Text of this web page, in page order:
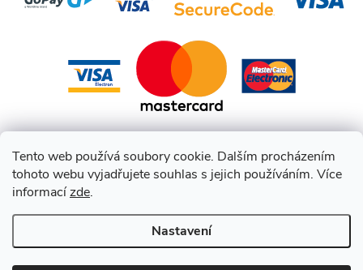
Tento web používá soubory cookie. Dalším procházením
tohoto webu vyjadřujete souhlas s jejich používáním. Více
informacízde.
Nastavení
Copyright 2026HEPCO BECKER CZ. Všechna práva vyhrazena.